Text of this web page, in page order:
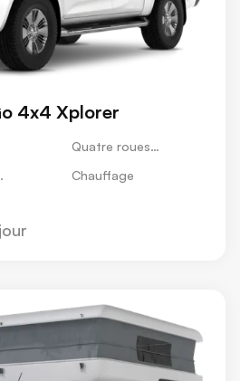
4x4 Xplorer
Quatre roues
Chauffage